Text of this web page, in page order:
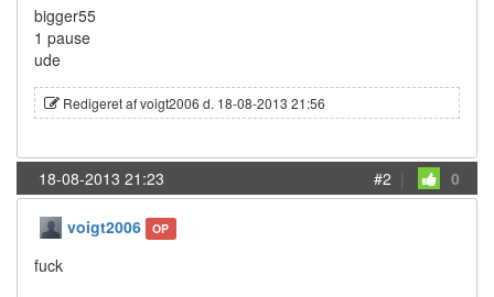
bigger55
1 pause
ude
Redigeret af voigt2006 d. 18-08-2013 21:56
18-08-2013 21:23 #2 | 0
voigt2006 OP
fuck